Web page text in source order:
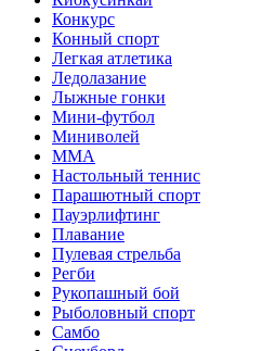
Конкурс
Конный спорт
Легкая атлетика
Ледолазание
Лыжные гонки
Мини-футбол
Миниволей
ММА
Настольный теннис
Парашютный спорт
Пауэрлифтинг
Плавание
Пулевая стрельба
Регби
Рукопашный бой
Рыболовный спорт
Самбо